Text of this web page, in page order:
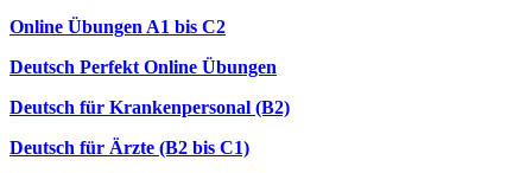
Online Übungen A1 bis C2
Deutsch Perfekt Online Übungen
Deutsch für Krankenpersonal (B2)
Deutsch für Ärzte (B2 bis C1)